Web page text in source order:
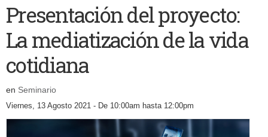
Presentación del proyecto:
La mediatización de la vida
cotidiana
en Seminario
Viernes, 13 Agosto 2021 - De 10:00am hasta 12:00pm